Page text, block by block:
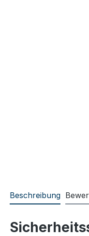
Beschreibung